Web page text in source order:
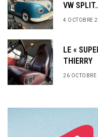
VW
4 OCTOBRE
LE «
THIERRY
26